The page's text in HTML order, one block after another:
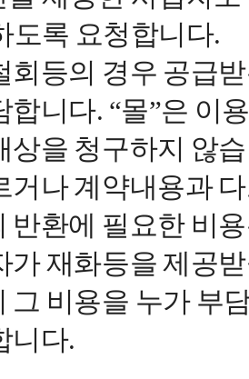
도록 요청합니다.
등의 경우 공급
합니다. “몰”은 이
상을 청구하지 않
거나 계약내용과
반환에 필요한 비
재화등을 제공
그 비용을 누가 부
니다.